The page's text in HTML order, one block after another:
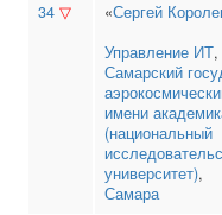
34 ▽ «Сергей
Управление ИТ,
Самарский
имени
(национальный
университет),
Самара